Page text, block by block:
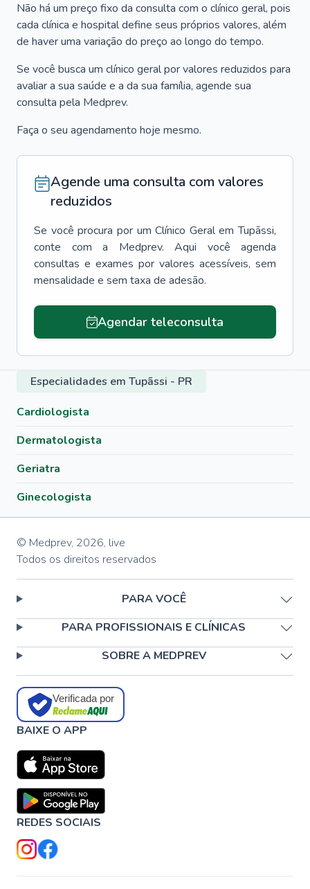
Não há um preço fixo da consulta com o clínico geral, pois
cada clínica e hospital define seus próprios valores, além
de haver uma variação do preço ao longo do tempo.
Se você busca um clínico geral por valores reduzidos para
avaliar a sua saúde e a da sua família, agende sua
consulta pela Medprev.
Faça o seu agendamento hoje mesmo.
Agende uma consulta com valores
reduzidos
Se você procura por um Clínico Geral em Tupãssi,
conte com a Medprev. Aqui você agenda
consultas e exames por valores acessíveis, sem
mensalidade e sem taxa de adesão.
Agendar teleconsulta
Especialidades em Tupãssi - PR
Cardiologista
Dermatologista
Geriatra
Ginecologista
© Medprev, 2026, live
Todos os direitos reservados
PARA VOCÊ
PARA PROFISSIONAIS E CLÍNICAS
SOBRE A MEDPREV
Verificada por
BAIXE O APP
REDES SOCIAIS